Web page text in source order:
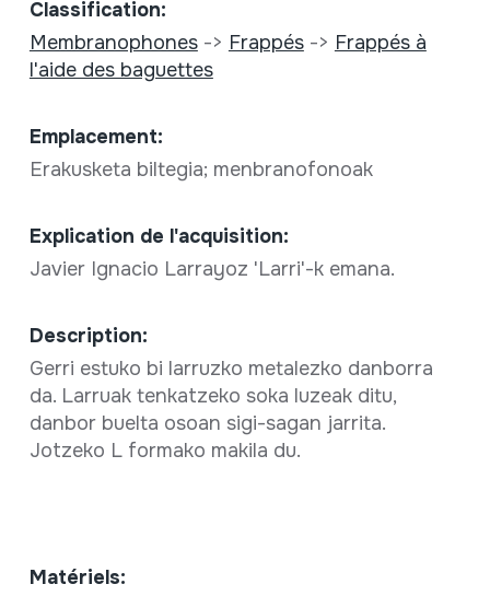
Classification:
Membranophones-> Frappés-> Frappés à
l'aide des baguettes
Emplacement:
Erakusketa biltegia; menbranofonoak
Explication de l'acquisition:
Javier Ignacio Larrayoz 'Larri'-k emana.
Description:
Gerri estuko bi larruzko metalezko danborra
da. Larruak tenkatzeko soka luzeak ditu,
danbor buelta osoan sigi-sagan jarrita.
Jotzeko L formako makila du.
Matériels: